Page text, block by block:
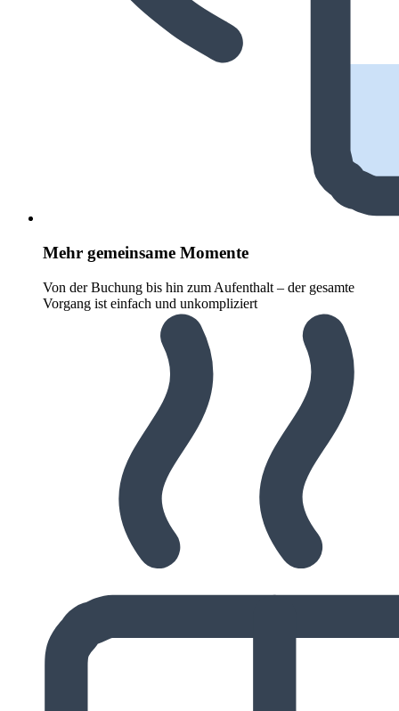
Mehr gemeinsame Momente
Von der Buchung bis hin zum Aufenthalt – der gesamte
Vorgang ist einfach und unkompliziert